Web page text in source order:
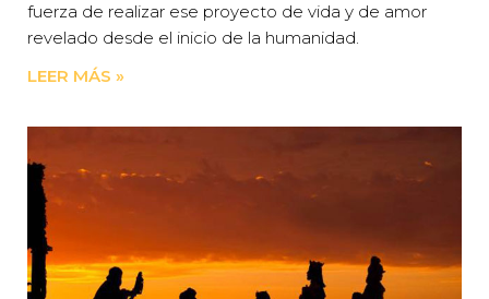
fuerza de realizar ese proyecto de vida y de amor
revelado desde el inicio de la humanidad.
LEER MÁS »